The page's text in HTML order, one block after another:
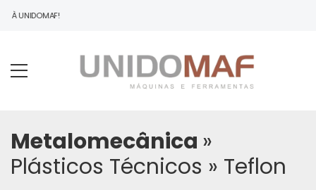
À UNIDOMAF!
Metalomecânica »
Plásticos Técnicos » Teflon